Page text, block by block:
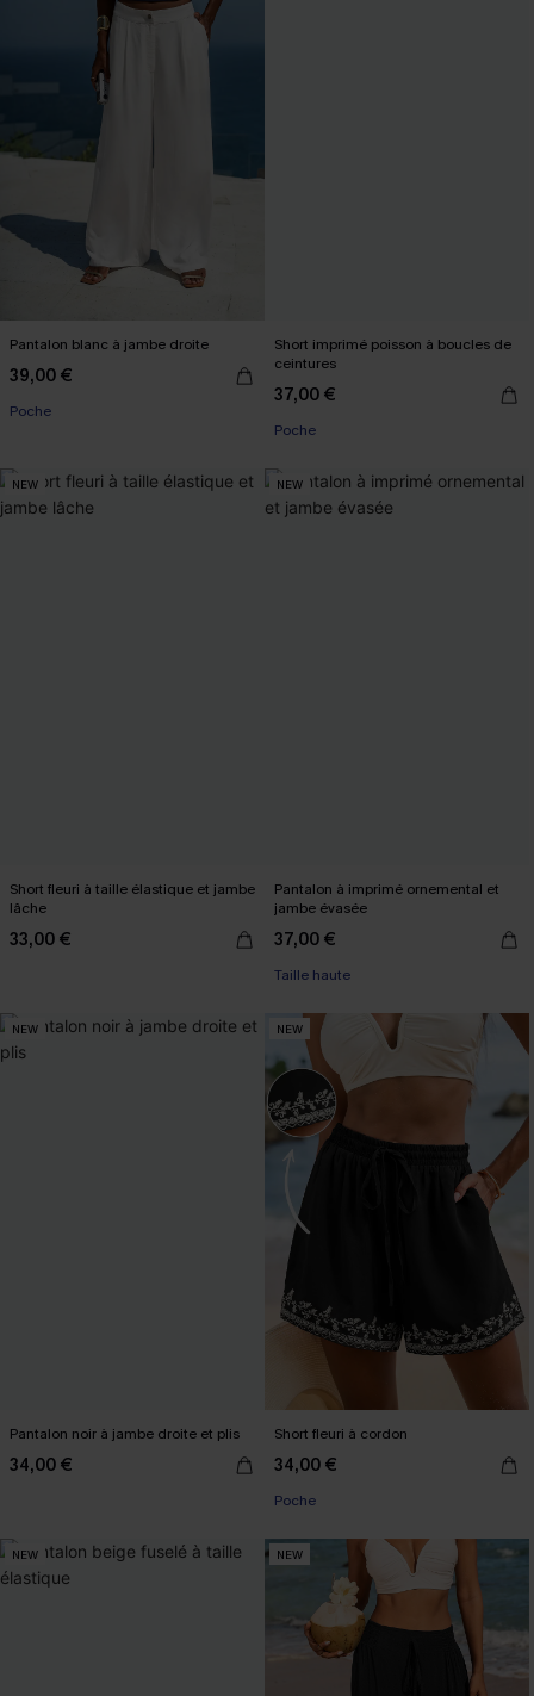
Pantalon blanc à jambe droite
39,00 €
Poche
Short imprimé poisson à boucles de
ceintures
37,00 €
Poche
NEW
Short fleuri à taille élastique et jambe
lâche
33,00 €
NEW
Pantalon à imprimé ornemental et
jambe évasée
37,00 €
Taille haute
NEW
Pantalon noir à jambe droite et plis
34,00 €
NEW
Short fleuri à cordon
34,00 €
Poche
NEW NEW